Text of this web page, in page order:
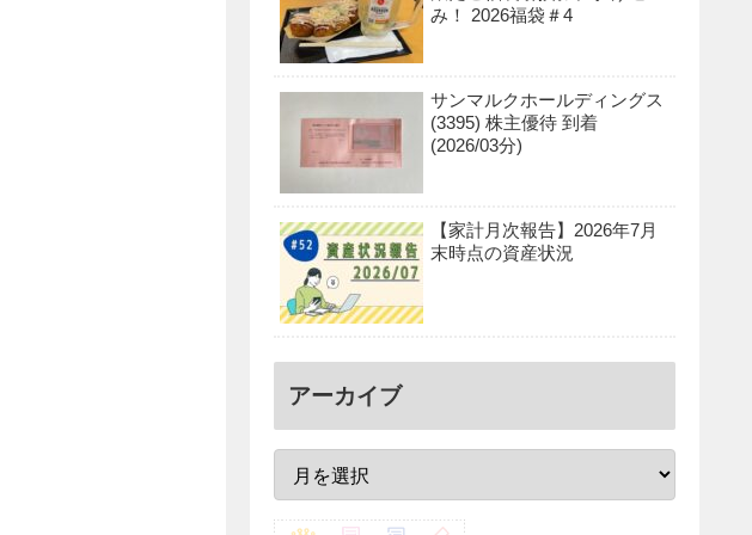
み！ 2026福袋＃4
サンマルクホールディングス
(3395) 株主優待 到着
(2026/03分)
【家計月次報告】2026年7月
末時点の資産状況
アーカイブ